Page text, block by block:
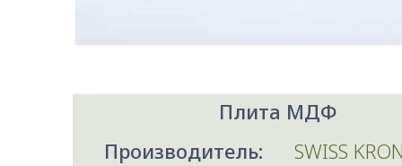
Плита МДФ
Производитель:
SWISS